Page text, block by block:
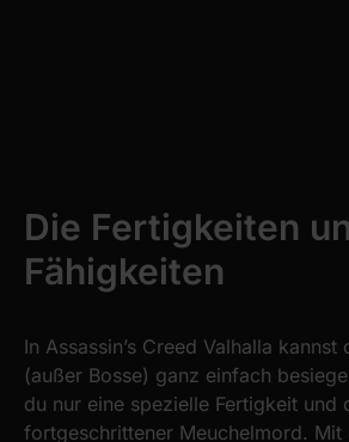
Die Fertigkeiten
Fähigkeiten
In Assassin’s Creed Valhalla
(außer Bosse) ganz einfach
du nur eine spezielle Fertigkeit und
fortgeschrittener Meuchelmord. Mit